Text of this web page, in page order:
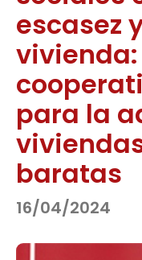
escasez
para la
baratas
16/04/2024